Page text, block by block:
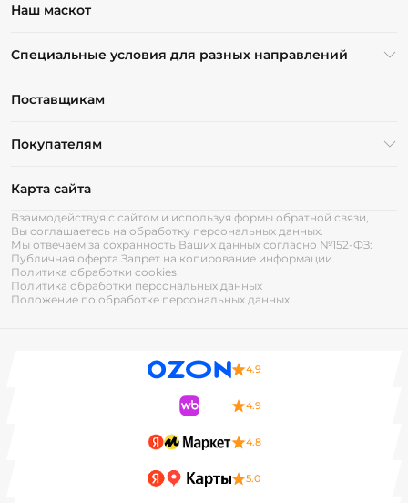
Наш маскот
Специальные условия для разных направлений
Поставщикам
Покупателям
Карта сайта
Взаимодействуя с сайтом и используя формы обратной связи,
Вы соглашаетесь на обработку персональных данных.
Мы отвечаем за сохранность Ваших данных согласно №152-ФЗ:
Публичная оферта.Запрет на копирование информации.
Политика обработки cookies
Политика обработки персональных данных
Положение по обработке персональных данных
4.9
4.9
4.8
5.0